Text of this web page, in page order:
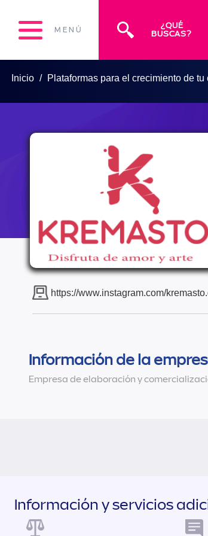
MENÚ
¿QUÉ
BUSCAS?
Inicio Plataformas para el crecimiento de tu
https://www.instagram.com/
Información de la
Empresa de elaboración y
Información y servicios